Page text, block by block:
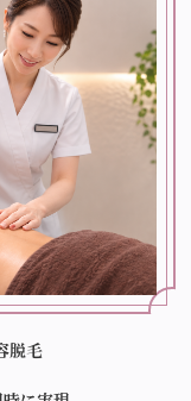
脱毛